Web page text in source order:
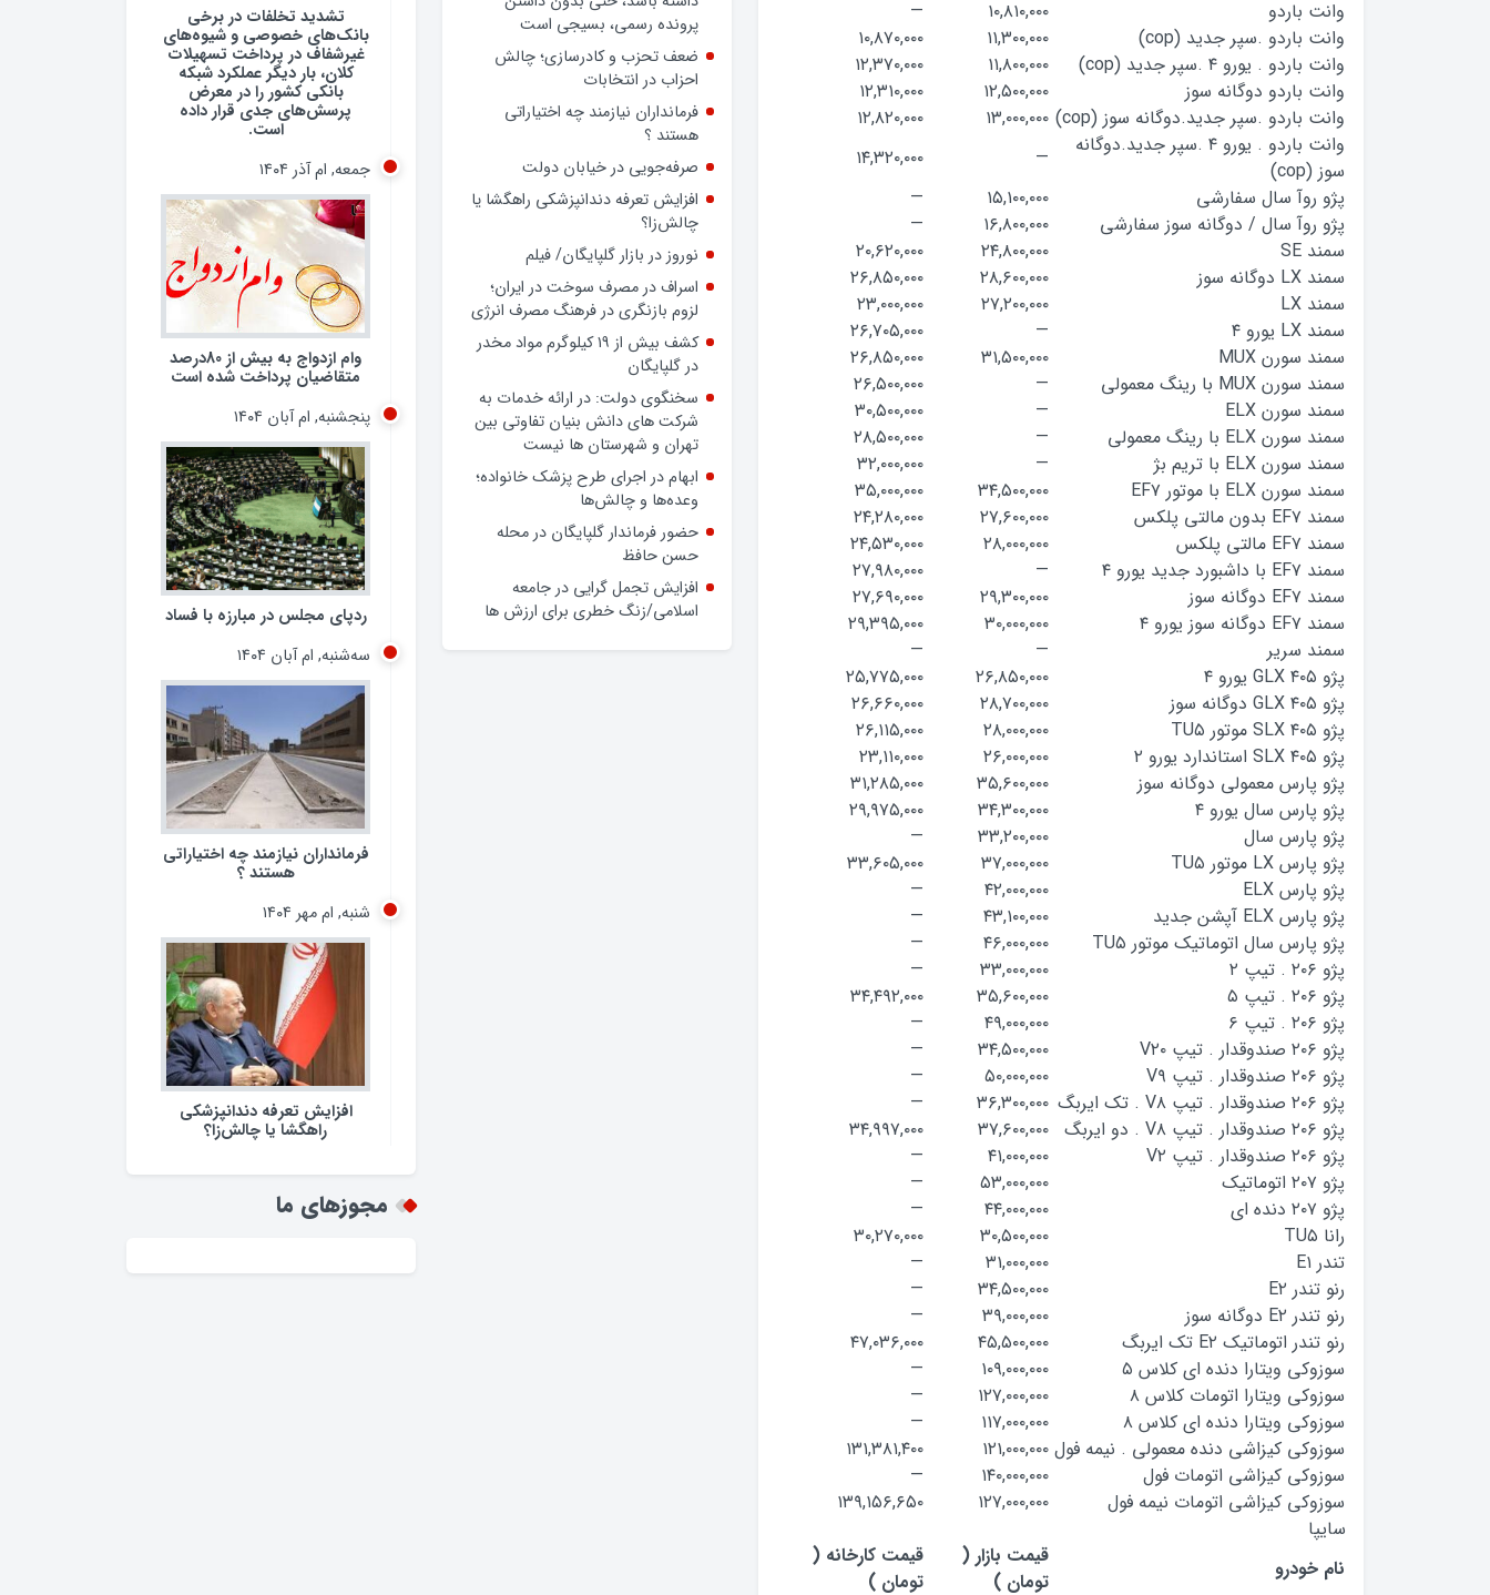
وانت باردو
۱۰,۸۱۰,۰۰۰
—
وانت باردو .سپر جدید (cop)
۱۱,۳۰۰,۰۰۰
۱۰,۸۷۰,۰۰۰
وانت باردو . یورو ۴ .سپر جدید (cop)
۱۱,۸۰۰,۰۰۰
۱۲,۳۷۰,۰۰۰
وانت باردو دوگانه سوز
۱۲,۵۰۰,۰۰۰
۱۲,۳۱۰,۰۰۰
وانت باردو .سپر جدید.دوگانه سوز (cop)
۱۳,۰۰۰,۰۰۰
۱۲,۸۲۰,۰۰۰
وانت باردو . یورو ۴ .سپر جدید.دوگانه
سوز (cop)
—
۱۴,۳۲۰,۰۰۰
پژو روآ سال سفارشی
۱۵,۱۰۰,۰۰۰
—
پژو روآ سال / دوگانه سوز سفارشی
۱۶,۸۰۰,۰۰۰
—
سمند SE
۲۴,۸۰۰,۰۰۰
۲۰,۶۲۰,۰۰۰
سمند LX دوگانه سوز
۲۸,۶۰۰,۰۰۰
۲۶,۸۵۰,۰۰۰
سمند LX
۲۷,۲۰۰,۰۰۰
۲۳,۰۰۰,۰۰۰
سمند LX یورو ۴
—
۲۶,۷۰۵,۰۰۰
سمند سورن MUX
۳۱,۵۰۰,۰۰۰
۲۶,۸۵۰,۰۰۰
سمند سورن MUX با رینگ معمولی
—
۲۶,۵۰۰,۰۰۰
سمند سورن ELX
—
۳۰,۵۰۰,۰۰۰
سمند سورن ELX با رینگ معمولی
—
۲۸,۵۰۰,۰۰۰
سمند سورن ELX با تریم بژ
—
۳۲,۰۰۰,۰۰۰
سمند سورن ELX با موتور EF۷
۳۴,۵۰۰,۰۰۰
۳۵,۰۰۰,۰۰۰
سمند EF۷ بدون مالتی پلکس
۲۷,۶۰۰,۰۰۰
۲۴,۲۸۰,۰۰۰
سمند EF۷ مالتی پلکس
۲۸,۰۰۰,۰۰۰
۲۴,۵۳۰,۰۰۰
سمند EF۷ با داشبورد جدید یورو ۴
—
۲۷,۹۸۰,۰۰۰
سمند EF۷ دوگانه سوز
۲۹,۳۰۰,۰۰۰
۲۷,۶۹۰,۰۰۰
سمند EF۷ دوگانه سوز یورو ۴
۳۰,۰۰۰,۰۰۰
۲۹,۳۹۵,۰۰۰
سمند سریر
—
—
پژو GLX ۴۰۵ یورو ۴
۲۶,۸۵۰,۰۰۰
۲۵,۷۷۵,۰۰۰
پژو GLX ۴۰۵ دوگانه سوز
۲۸,۷۰۰,۰۰۰
۲۶,۶۶۰,۰۰۰
پژو SLX ۴۰۵ موتور TU۵
۲۸,۰۰۰,۰۰۰
۲۶,۱۱۵,۰۰۰
پژو SLX ۴۰۵ استاندارد یورو ۲
۲۶,۰۰۰,۰۰۰
۲۳,۱۱۰,۰۰۰
پژو پارس معمولی دوگانه سوز
۳۵,۶۰۰,۰۰۰
۳۱,۲۸۵,۰۰۰
پژو پارس سال یورو ۴
۳۴,۳۰۰,۰۰۰
۲۹,۹۷۵,۰۰۰
پژو پارس سال
۳۳,۲۰۰,۰۰۰
—
پژو پارس LX موتور TU۵
۳۷,۰۰۰,۰۰۰
۳۳,۶۰۵,۰۰۰
پژو پارس ELX
۴۲,۰۰۰,۰۰۰
—
پژو پارس ELX آپشن جدید
۴۳,۱۰۰,۰۰۰
—
پژو پارس سال اتوماتیک موتور TU۵
۴۶,۰۰۰,۰۰۰
—
پژو ۲۰۶ . تیپ ۲
۳۳,۰۰۰,۰۰۰
—
پژو ۲۰۶ . تیپ ۵
۳۵,۶۰۰,۰۰۰
۳۴,۴۹۲,۰۰۰
پژو ۲۰۶ . تیپ ۶
۴۹,۰۰۰,۰۰۰
—
پژو ۲۰۶ صندوقدار . تیپ V۲۰
۳۴,۵۰۰,۰۰۰
—
پژو ۲۰۶ صندوقدار . تیپ V۹
۵۰,۰۰۰,۰۰۰
—
پژو ۲۰۶ صندوقدار . تیپ V۸ . تک ایربگ
۳۶,۳۰۰,۰۰۰
—
پژو ۲۰۶ صندوقدار . تیپ V۸ . دو ایربگ
۳۷,۶۰۰,۰۰۰
۳۴,۹۹۷,۰۰۰
پژو ۲۰۶ صندوقدار . تیپ V۲
۴۱,۰۰۰,۰۰۰
—
پژو ۲۰۷ اتوماتیک
۵۳,۰۰۰,۰۰۰
—
پژو ۲۰۷ دنده ای
۴۴,۰۰۰,۰۰۰
—
رانا TU۵
۳۰,۵۰۰,۰۰۰
۳۰,۲۷۰,۰۰۰
تندر E۱
۳۱,۰۰۰,۰۰۰
—
رنو تندر E۲
۳۴,۵۰۰,۰۰۰
—
رنو تندر E۲ دوگانه سوز
۳۹,۰۰۰,۰۰۰
—
رنو تندر اتوماتیک E۲ تک ایربگ
۴۵,۵۰۰,۰۰۰
۴۷,۰۳۶,۰۰۰
سوزوکی ویتارا دنده ای کلاس ۵
۱۰۹,۰۰۰,۰۰۰
—
سوزوکی ویتارا اتومات کلاس ۸
۱۲۷,۰۰۰,۰۰۰
—
سوزوکی ویتارا دنده ای کلاس ۸
۱۱۷,۰۰۰,۰۰۰
—
سوزوکی کیزاشی دنده معمولی . نیمه فول ۱۲۱,۰۰۰,۰۰۰
۱۳۱,۳۸۱,۴۰۰
سوزوکی کیزاشی اتومات فول
۱۴۰,۰۰۰,۰۰۰
—
سوزوکی کیزاشی اتومات نیمه فول
۱۲۷,۰۰۰,۰۰۰
۱۳۹,۱۵۶,۶۵۰
سایپا
نام خودرو
قیمت بازار (
تومان )
قیمت کارخانه (
تومان )
هر فردی که نیت خدمت به مردم
داشته باشد، حتی بدون داشتن
پرونده رسمی، بسیجی است
ضعف تحزب و کادرسازی؛ چالش
احزاب در انتخابات
فرمانداران نیازمند چه اختیاراتی
هستند ؟
صرفه‌جویی در خیابان دولت
افزایش تعرفه دندانپزشکی راهگشا یا
چالش‌زا؟
نوروز در بازار گلپایگان/ فیلم
اسراف در مصرف سوخت در ایران؛
لزوم بازنگری در فرهنگ مصرف انرژی
کشف بیش از ۱۹ کیلوگرم مواد مخدر
در گلپایگان
سخنگوی دولت: در ارائه خدمات به
شرکت های دانش بنیان تفاوتی بین
تهران و شهرستان ها نیست
ابهام در اجرای طرح پزشک خانواده؛
وعده‌ها و چالش‌ها
حضور فرماندار گلپایگان در محله
حسن حافظ
افزایش تجمل گرایی در جامعه
تشدید تخلفات در برخی
بانک‌های خصوصی و شیوه‌های
غیرشفاف در پرداخت تسهیلات
کلان، بار دیگر عملکرد شبکه
بانکی کشور را در معرض
پرسش‌های جدی قرار داده
است.
جمعه, ام آذر ۱۴۰۴
وام ازدواج به بیش از 80درصد
متقاضیان پرداخت شده است
پنجشنبه, ام آبان ۱۴۰۴
ردپای مجلس در مبارزه با فساد
سه‌شنبه, ام آبان ۱۴۰۴
فرمانداران نیازمند چه اختیاراتی
هستند ؟
شنبه, ام مهر ۱۴۰۴
افزایش تعرفه دندانپزشکی
راهگشا یا چالش‌زا؟
مجوزهای ما